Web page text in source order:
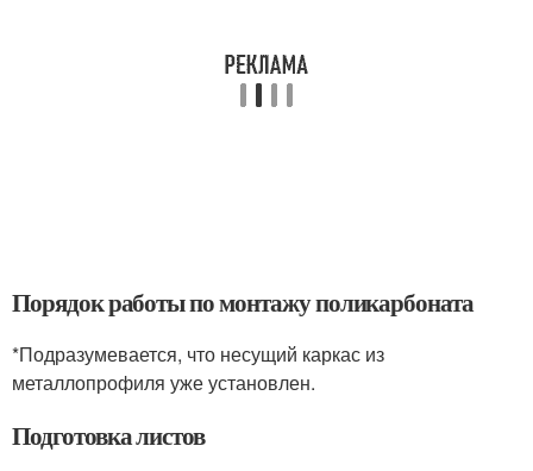
Порядок работы по монтажу поликарбоната
*Подразумевается, что несущий каркас из
металлопрофиля уже установлен.
Подготовка листов